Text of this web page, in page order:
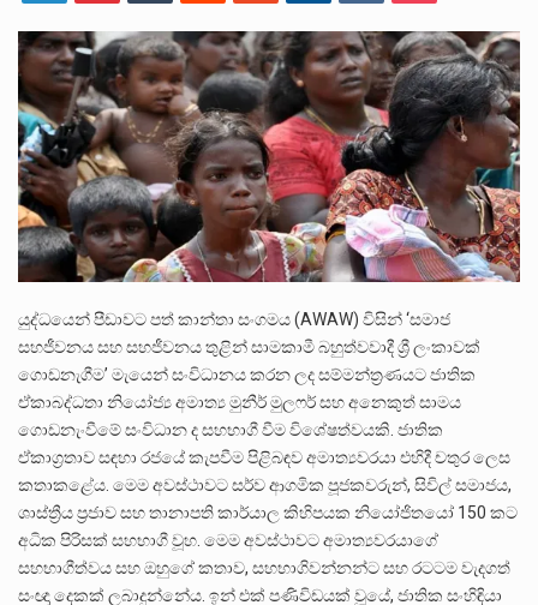
දිවයින පුරා පිහිටි බන්ධනාගාරවල පවතින දැඩි තදබදය හේතුවෙන් බන්ධනාගාර පද්ධතිය තුළ දැඩි අවදානම් තත්ත්වයක් නිර්මාණය…
නව පරිසර පනත යටතේ ශබ්ද දූෂණය සම්බන්ධයෙන් කටයුතු කිරීමට නව රෙගුලාසි ගෙන ඒමට මධ්‍යම පරිසර…
යුද්ධයෙන් පීඩාවට පත් කාන්තා සංගමය (AWAW) විසින් ‘සමාජ
සහජීවනය සහ සහජීවනය තුළින් සාමකාමී බහුත්වවාදී ශ්‍රී ලංකාවක්
ගොඩනැගීම’ මැයෙන් සංවිධානය කරන ලද සම්මන්ත්‍රණයට ජාතික
ඒකාබද්ධතා නියෝජ්‍ය අමාත්‍ය මුනීර් මුලෆර් සහ අනෙකුත් සාමය
ගොඩනැංවීමේ සංවිධාන ද සහභාගී වීම විශේෂත්වයකි. ජාතික
ඒකාග්‍රතාව සඳහා රජයේ කැපවීම පිළිබඳව අමාත්‍යවරයා එහිදී චතුර ලෙස
කතාකළේය. මෙම අවස්ථාවට සර්ව ආගමික පූජකවරුන්, සිවිල් සමාජය,
ශාස්ත්‍රීය ප්‍රජාව සහ තානාපති කාර්යාල කිහිපයක නියෝජිතයෝ 150 කට
අධික පිරිසක් සහභාගී වූහ. මෙම අවස්ථාවට අමාත්‍යවරයාගේ
සහභාගීත්වය සහ ඔහුගේ කතාව, සහභාගිවන්නන්ට සහ රටටම වැදගත්
සංඥා දෙකක් ලබාදුන්නේය. ඉන් එක් පණිවිඩයක් වූයේ, ජාතික සංහිඳියා